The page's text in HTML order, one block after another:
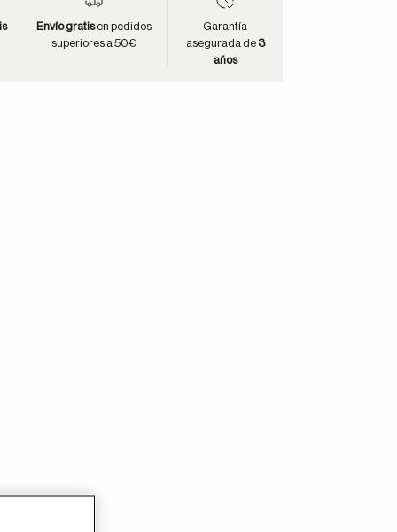
Envío gratisen pedidos
superiores a 50€
Garantía
asegurada de 3
años